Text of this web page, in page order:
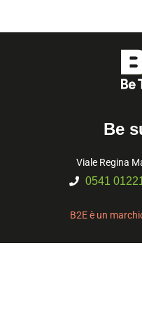
Be
Viale Regina
0541
B2E è un